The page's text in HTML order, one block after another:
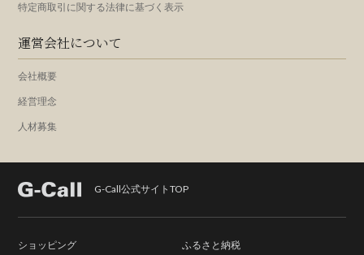
特定商取引に関する法律に基づく表示
運営会社について
会社概要
経営理念
人材募集
G-Call公式サイトTOP
ショッピング ふるさと納税